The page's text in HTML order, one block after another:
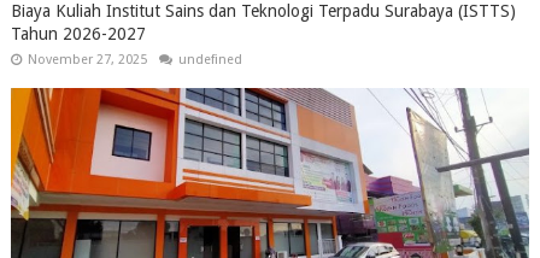
Biaya Kuliah Institut Sains dan Teknologi Terpadu Surabaya (ISTTS)
Tahun 2026-2027
November 27, 2025 undefined